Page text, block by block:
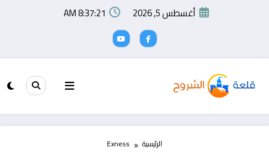
أغسطس 5, 2026 8:37:21 AM
الرئيسية Exness